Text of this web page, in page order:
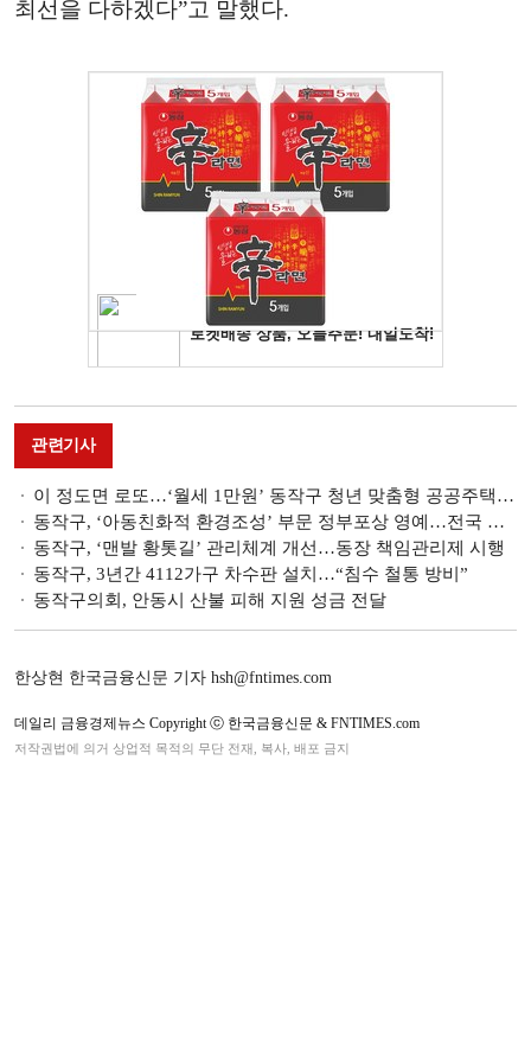
최선을 다하겠다”고 말했다.
관련기사
이 정도면 로또…‘월세 1만원’ 동작구 청년 맞춤형 공공주택 가보니 [한기자의 나혼산]
동작구, ‘아동친화적 환경조성’ 부문 정부포상 영예…전국 지자체 유일
동작구, ‘맨발 황톳길’ 관리체계 개선…동장 책임관리제 시행
동작구, 3년간 4112가구 차수판 설치…“침수 철통 방비”
동작구의회, 안동시 산불 피해 지원 성금 전달
한상현 한국금융신문 기자 hsh@fntimes.com
데일리 금융경제뉴스 Copyright ⓒ 한국금융신문 & FNTIMES.com
저작권법에 의거 상업적 목적의 무단 전재, 복사, 배포 금지